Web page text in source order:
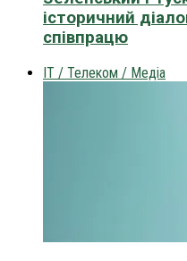
історичний
співпрацю
IT / Телеком / Медіа